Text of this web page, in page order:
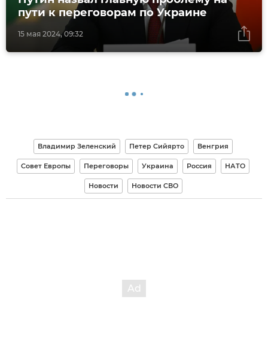
15 мая 2024, 09:32
пути к переговорам по Украине
Владимир Зеленский Петер Сийярто Венгрия
Совет Европы Переговоры Украина Россия НАТО
Новости Новости СВО